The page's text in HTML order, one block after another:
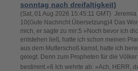
sonntag nach dreifaltigkeit)
(Sat, 01 Aug 2026 15:45:11 GMT)
10(Gute Nachricht Übersetzung)4 Das
mich, er sagte zu mir:5 »Noch bevor ich
entstehen ließ, hatte ich schon meinen
aus dem Mutterschoß kamst, hatte ich
gelegt. Denn zum Propheten für die
bestimmt.«6 Ich wehrte ab: »Ach, HERR,